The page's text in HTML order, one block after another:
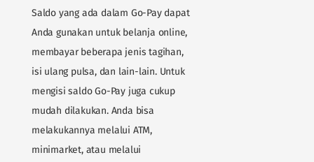
Saldo yang ada dalam Go-Pay dapat
Anda gunakan untuk belanja online,
membayar beberapa jenis tagihan,
isi ulang pulsa, dan lain-lain. Untuk
mengisi saldo Go-Pay juga cukup
mudah dilakukan. Anda bisa
melakukannya melalui ATM,
minimarket, atau melalui